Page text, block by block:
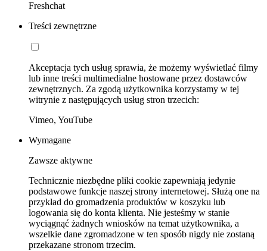
Freshchat
Treści zewnętrzne
Akceptacja tych usług sprawia, że możemy wyświetlać filmy
lub inne treści multimedialne hostowane przez dostawców
zewnętrznych. Za zgodą użytkownika korzystamy w tej
witrynie z następujących usług stron trzecich:
Vimeo, YouTube
Wymagane
Zawsze aktywne
Technicznie niezbędne pliki cookie zapewniają jedynie
podstawowe funkcje naszej strony internetowej. Służą one na
przykład do gromadzenia produktów w koszyku lub
logowania się do konta klienta. Nie jesteśmy w stanie
wyciągnąć żadnych wniosków na temat użytkownika, a
wszelkie dane zgromadzone w ten sposób nigdy nie zostaną
przekazane stronom trzecim.